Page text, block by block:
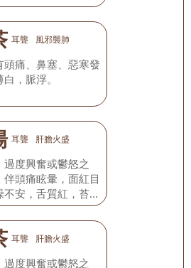
耳聾 風邪襲肺
痛、鼻塞、惡寒發
，脈浮。
耳聾 肝膽火盛
度興奮或鬱怒之
頭痛眩暈，面紅目
安，舌質紅，苔薄
耳聾 肝膽火盛
度興奮或鬱怒之